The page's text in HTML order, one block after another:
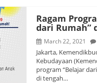
Ragam
dari Rumah”
March 22, 2021
Jakarta,
Kebudayaan
program “Belajar
di tengah…